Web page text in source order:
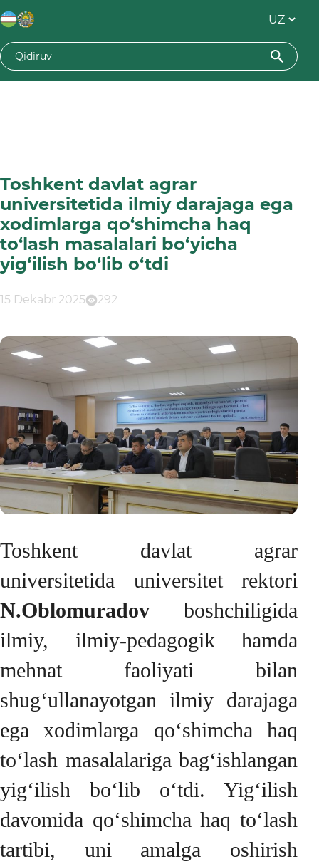
Toshkent davlat agrar
universitetida ilmiy darajaga ega
xodimlarga qo‘shimcha haq
to‘lash masalalari bo‘yicha
yig‘ilish bo‘lib o‘tdi
15 Dekabr 2025 292
Toshkent davlat agrar
universitetida universitet rektori
N.Oblomuradov boshchiligida
ilmiy, ilmiy-pedagogik hamda
mehnat faoliyati bilan
shug‘ullanayotgan ilmiy darajaga
ega xodimlarga qo‘shimcha haq
to‘lash masalalariga bag‘ishlangan
yig‘ilish bo‘lib o‘tdi. Yig‘ilish
davomida qo‘shimcha haq to‘lash
tartibi, uni amalga oshirish